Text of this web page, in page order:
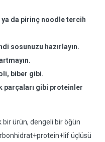
da pirinç noodle tercih
sosunuzu hazırlayın.
biber gibi.
parçaları gibi proteinler
bir ürün, dengeli bir öğün
üçlüsü